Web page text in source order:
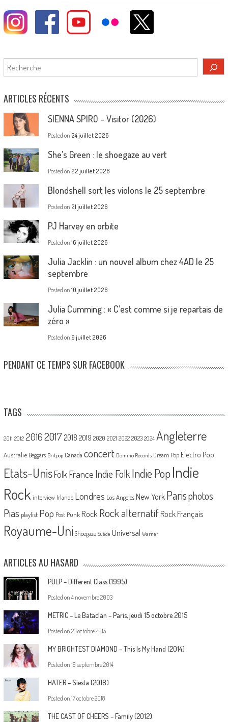
Rechercher
ARTICLES RÉCENTS
SIENNA SPIRO – Visitor (2026)
Posted on 24 juillet 2026
She’s Green : le shoegaze au vert
Posted on 22 juillet 2026
Blondshell sort les violons le 25 septembre
Posted on 21 juillet 2026
PJ Harvey en orbite
Posted on 16 juillet 2026
Julia Jacklin : un nouvel album chez 4AD le 25
septembre
Posted on 10 juillet 2026
Julia Cumming : « C’est comme si je repartais de
zéro »
Posted on 9 juillet 2026
PENDANT CE TEMPS SUR FACEBOOK
TAGS
2011 2012 20162017 2018 2019 2020 2021 2022 2023 2024 Angleterre
Australie Beggars Britpop Canada concert Domino Records Dream Pop Electro Pop
Etats-UnisFolk France Indie FolkIndie PopIndie
Rock interview Irlande Londres Los Angeles New York Parisphotos
Pias playlist Pop Post Punk Rock Rock alternatif Rock Français
Royaume-Uni Shoegaze Suède Universal Warner
ARTICLES AU HASARD
PULP – Different Class (1995)
Posted on 4 novembre 2003
METRIC – Le Bataclan – Paris, jeudi 15 octobre 2015
Posted on 23 octobre 2015
MY BRIGHTEST DIAMOND – This Is My Hand (2014)
Posted on 19 septembre 2014
HATER – Siesta (2018)
Posted on 17 octobre 2018
THE CAST OF CHEERS – Family (2012)